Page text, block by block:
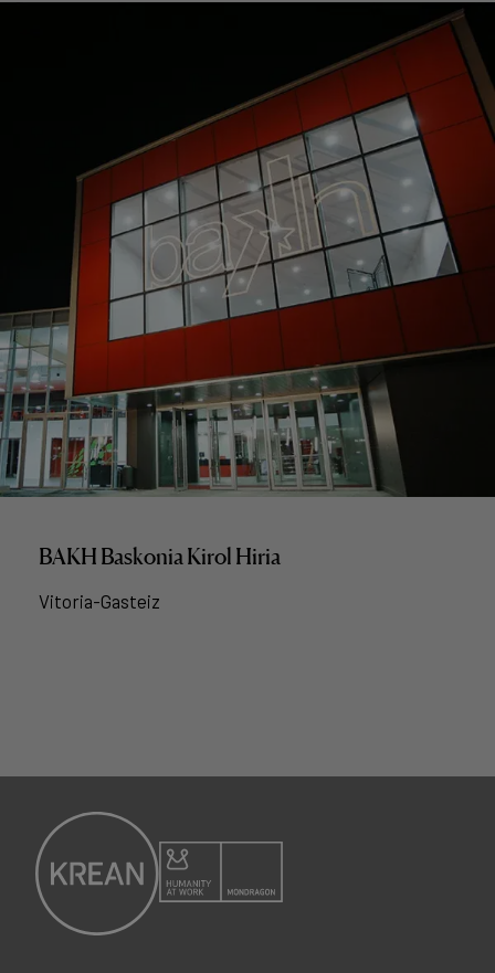
BAKH Baskonia Kirol Hiria
Vitoria-Gasteiz